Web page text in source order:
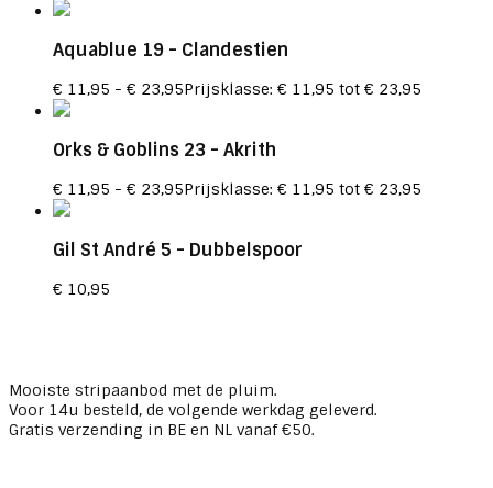
Aquablue 19 - Clandestien
€ 11,95 - € 23,95Prijsklasse: € 11,95 tot € 23,95
Orks & Goblins 23 - Akrith
€ 11,95 - € 23,95Prijsklasse: € 11,95 tot € 23,95
Gil St André 5 - Dubbelspoor
€ 10,95
Mooiste stripaanbod met de pluim.
Voor 14u besteld, de volgende werkdag geleverd.
Gratis verzending in BE en NL vanaf €50.